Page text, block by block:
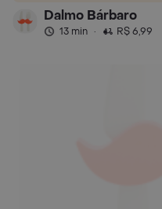
Dalmo Bárbaro
13 min · R$ 6,99